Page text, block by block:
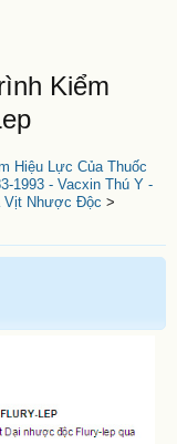
Kiểm
Hiệu Lực Của Thuốc
1993 - Vacxin Thú Y -
Vịt Nhược Độc >